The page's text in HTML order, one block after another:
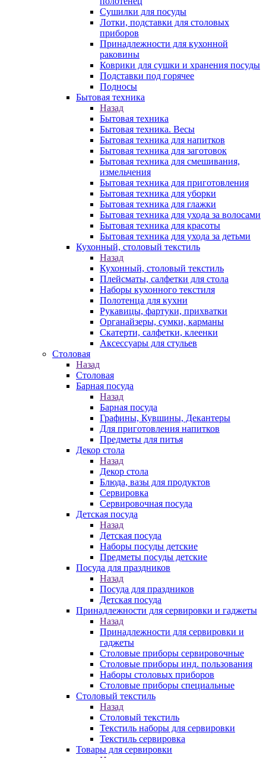
Сушилки для посуды
Лотки, подставки для столовых
приборов
Принадлежности для кухонной
раковины
Коврики для сушки и хранения посуды
Подставки под горячее
Подносы
Бытовая техника
Назад
Бытовая техника
Бытовая техника. Весы
Бытовая техника для напитков
Бытовая техника для заготовок
Бытовая техника для смешивания,
измельчения
Бытовая техника для приготовления
Бытовая техника для уборки
Бытовая техника для глажки
Бытовая техника для ухода за волосами
Бытовая техника для красоты
Бытовая техника для ухода за детьми
Кухонный, столовый текстиль
Назад
Кухонный, столовый текстиль
Плейсматы, салфетки для стола
Наборы кухонного текстиля
Полотенца для кухни
Рукавицы, фартуки, прихватки
Органайзеры, сумки, карманы
Скатерти, салфетки, клеенки
Аксессуары для стульев
Столовая
Назад
Столовая
Барная посуда
Назад
Барная посуда
Графины, Кувшины, Декантеры
Для приготовления напитков
Предметы для питья
Декор стола
Назад
Декор стола
Блюда, вазы для продуктов
Сервировка
Сервировочная посуда
Детская посуда
Назад
Детская посуда
Наборы посуды детские
Предметы посуды детские
Посуда для праздников
Назад
Посуда для праздников
Детская посуда
Принадлежности для сервировки и гаджеты
Назад
Принадлежности для сервировки и
гаджеты
Столовые приборы сервировочные
Столовые приборы инд. пользования
Наборы столовых приборов
Столовые приборы специальные
Столовый текстиль
Назад
Столовый текстиль
Текстиль наборы для сервировки
Текстиль сервировка
Товары для сервировки